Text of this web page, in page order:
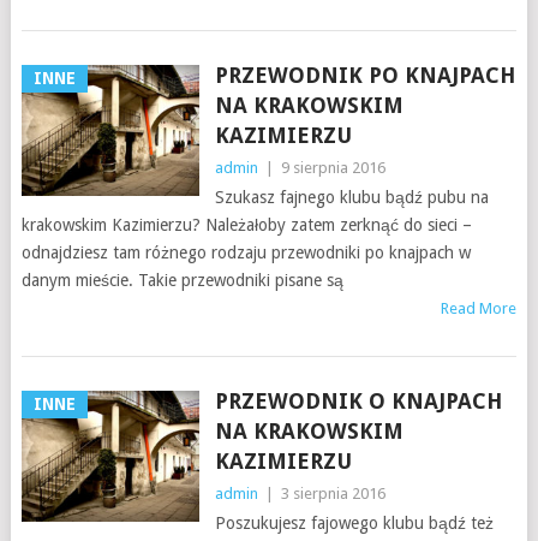
INNE
PRZEWODNIK PO KNAJPACH
NA KRAKOWSKIM
KAZIMIERZU
admin 9 sierpnia 2016
Szukasz fajnego klubu bądź pubu na
krakowskim Kazimierzu? Należałoby zatem zerknąć do sieci –
odnajdziesz tam różnego rodzaju przewodniki po knajpach w
danym mieście. Takie przewodniki pisane są
Read More
INNE
PRZEWODNIK O KNAJPACH
NA KRAKOWSKIM
KAZIMIERZU
admin 3 sierpnia 2016
Poszukujesz fajowego klubu bądź też